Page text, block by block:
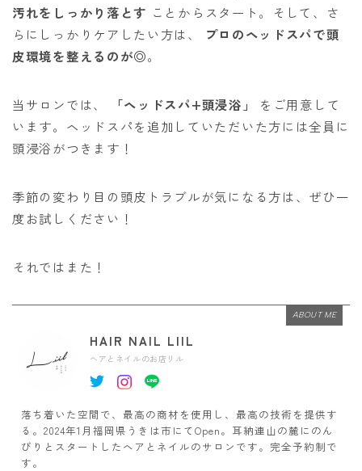
汚れをしっかり落とす ことからスタート。そして、さ
らにしっかりケアしたい方は、
プロのヘッドスパで頭
皮環境を整えるのが◎。
当サロンでは、 「ヘッドスパ+頭浸浴」
をご用意して
います。ヘッドスパを追加していただいた方には全員に
頭浸浴がつきます！
季節の変わり目の頭皮トラブルが気になる方は、ぜひ一
度お試しください！
それではまた！
ABOUT ME
HAIR NAIL LIIL
ヘアとネイルのお店リル
落ち着いた空間で、最高の商材を使用し、最高の技術を提供す
る。2024年1月福岡県うきは市にてOpen。耳納連山の麓にのん
びりとスタートしたヘアとネイルのサロンです。完全予約制で
す。